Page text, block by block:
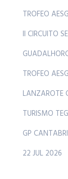
TROFEO
II CIRCUITO
TROFEO
LANZAROTE
TURISMO
GP
22 JUL 2026